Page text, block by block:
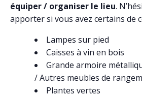
équiper / organiser le lieu.
apporter si vous avez certains de
Lampes sur pied
Caisses à vin en bois
Grande armoire
/ Autres meubles de
Plantes vertes